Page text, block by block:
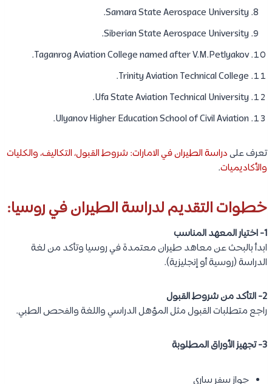
Samara State Aerospace University.
Siberian State Aerospace University.
Taganrog Aviation College named after V.M.Petlyakov.
Trinity Aviation Technical College.
Ufa State Aviation Technical University.
Ulyanov Higher Education School of Civil Aviation.
تعرف علىدراسة الطيران في الامارات: شروط القبول، التكاليف، والكليات
والأكاديميات.
خطوات التقديم لدراسة الطيران في روسيا:
1- اختيار المعهد المناسب
ابدأ بالبحث عن معاهد طيران معتمدة في روسيا وتأكد من لغة
الدراسة (روسية أو إنجليزية).
2- التأكد من شروط القبول
راجع متطلبات القبول مثل المؤهل الدراسي واللغة والفحص الطبي.
3- تجهيز الأوراق المطلوبة
جواز سفر ساري